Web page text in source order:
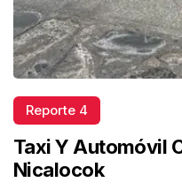
Reporte 4
Taxi Y Automóvil
Nicalocok